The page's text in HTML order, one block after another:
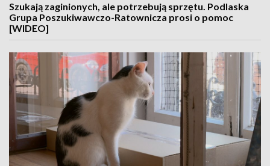
Szukają zaginionych, ale potrzebują sprzętu. Podlaska
Grupa Poszukiwawczo-Ratownicza prosi o pomoc
[WIDEO]